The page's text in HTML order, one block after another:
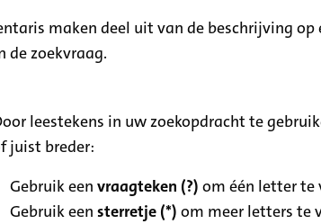
maken deel uit van de beschrijving op
de zoekvraag.
leestekens in uw zoekopdracht te
juist breder:
Gebruik eenvraagteken (?) om één letter te
Gebruik eensterretje (*) om meer letters te